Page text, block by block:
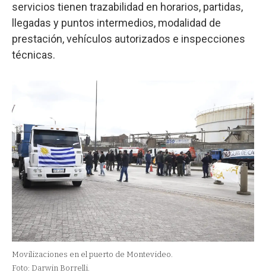
servicios tienen trazabilidad en horarios, partidas,
llegadas y puntos intermedios, modalidad de
prestación, vehículos autorizados e inspecciones
técnicas.
Movilizaciones en el puerto de Montevideo.
Foto: Darwin Borrelli.